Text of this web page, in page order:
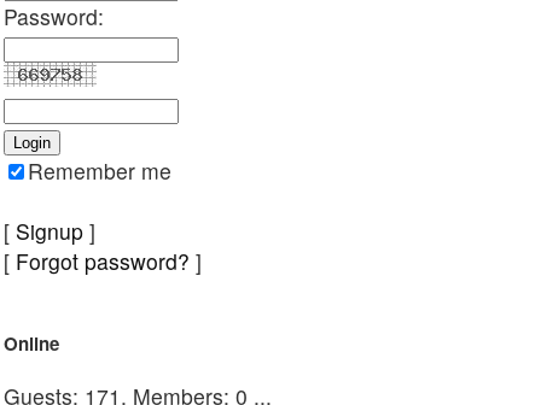
Password:
Remember me
[ Signup ]
[ Forgot password? ]
Online
Guests: 171, Members: 0 ...